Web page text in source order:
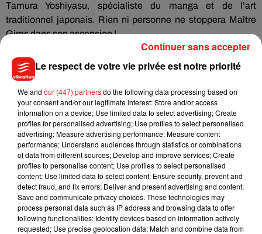
Tamura Yoshiyasu, spécialiste du manga et de l’art
traditionnel japonais. Rien ni personne ne stoppera Maître
Gims dans son ascension !
Le respect de votre vie privée est notre priorité
We and our (447) partnersdo the following data processing based on
your consent and/or our legitimate interest: Store and/or access
information on a device; Use limited data to select advertising; Create
profiles for personalised advertising; Use profiles to select personalised
advertising; Measure advertising performance; Measure content
performance; Understand audiences through statistics or combinations
of data from different sources; Develop and improve services; Create
profiles to personalise content; Use profiles to select personalised
content; Use limited data to select content; Ensure security, prevent and
detect fraud, and fix errors; Deliver and present advertising and content;
Save and communicate privacy choices. These technologies may
process personal data such as IP address and browsing data to offer
following functionalities: Identify devices based on information actively
requested; Use precise geolocation data; Match and combine data from
Continuer sans accepter